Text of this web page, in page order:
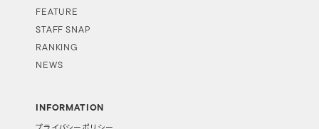
FEATURE
STAFF SNAP
RANKING
NEWS
INFORMATION